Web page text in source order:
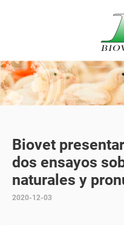
Biovet
dos ensayos
naturales y
2020-12-03